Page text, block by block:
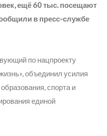
ещё 60 тыс. посещают
в пресс-службе
по нацпроекту
объединил усилия
спорта и
единой